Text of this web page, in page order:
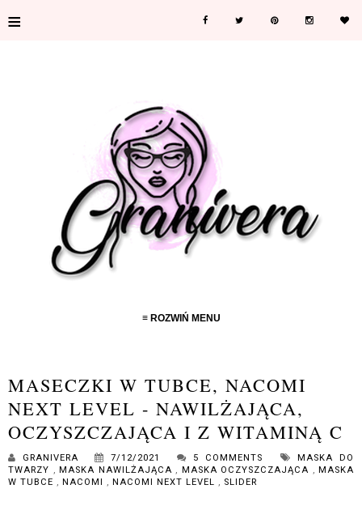
≡
≡ ROZWIŃ MENU
MASECZKI W TUBCE, NACOMI
NEXT LEVEL - NAWILŻAJĄCA,
OCZYSZCZAJĄCA I Z WITAMINĄ C
GRANIVERA 7/12/2021 5 COMMENTS
MASKA DO
TWARZY , MASKA NAWILŻAJĄCA , MASKA OCZYSZCZAJĄCA , MASKA
W TUBCE , NACOMI , NACOMI NEXT LEVEL , SLIDER